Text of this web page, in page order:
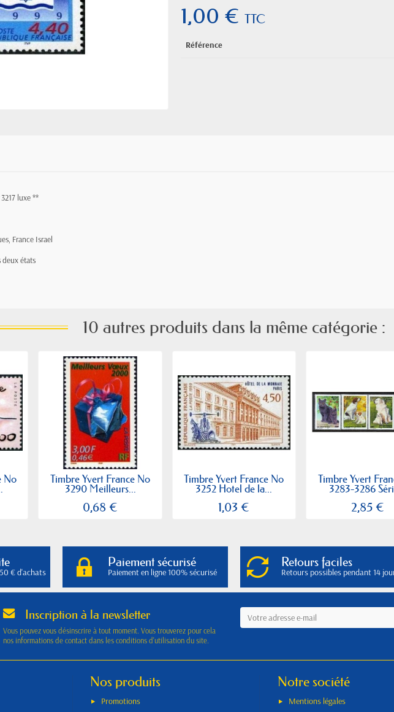
1,00 €TTC
Référence
luxe **
France Israel
deux états
10 autres produits dans la même catégorie :
No Timbre Yvert France No
3290 Meilleurs...
0,68 €
Timbre Yvert France No
3252 Hotel de la...
1,03 €
Timbre Yvert
3283-3286
2,85 €
€ d'achats
Paiement sécurisé
Paiement en ligne 100% sécurisé
Retours faciles
Retours possibles pendant 14
Inscription à la newsletter
Vous pouvez vous désinscrire à tout moment. Vous trouverez pour cela
nos informations de contact dans les conditions d'utilisation du site.
Nos produits
Promotions
Notre société
Mentions légales